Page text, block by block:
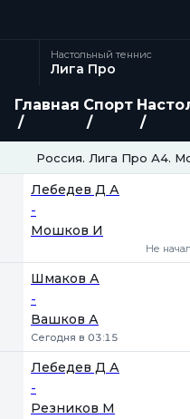
Настольный теннис
Лига Про
Главная Спорт
Россия. Лига Про А4.
Лебедев Д А
-
Мошков И
Не
Шмаков А
-
Вашков А
Сегодня в 03:15
Лебедев Д А
-
Резников М